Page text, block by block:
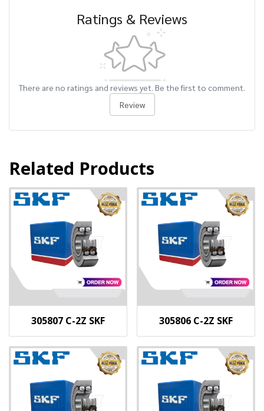
Ratings & Reviews
There are no ratings and reviews yet. Be the first to comment.
Review
Related Products
305807 C-2Z SKF 305806 C-2Z SKF